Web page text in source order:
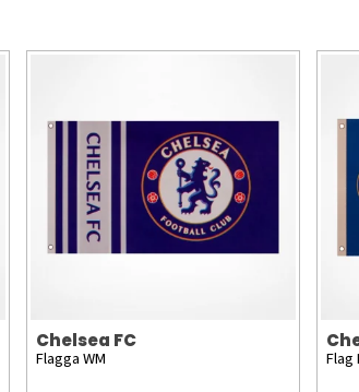
Chelsea FC
Flagga WM
Flag